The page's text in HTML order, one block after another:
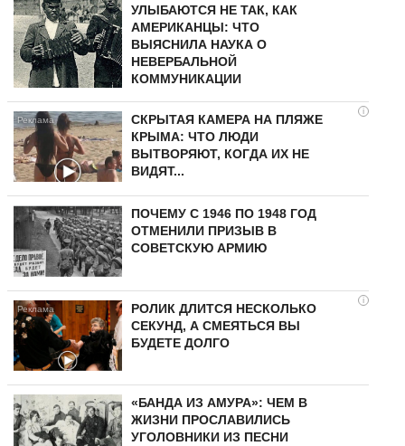
УЛЫБАЮТСЯ НЕ ТАК, КАК
АМЕРИКАНЦЫ: ЧТО
ВЫЯСНИЛА НАУКА О
НЕВЕРБАЛЬНОЙ
КОММУНИКАЦИИ
i
СКРЫТАЯ КАМЕРА НА ПЛЯЖЕ
КРЫМА: ЧТО ЛЮДИ
ВЫТВОРЯЮТ, КОГДА ИХ НЕ
ВИДЯТ...
ПОЧЕМУ С 1946 ПО 1948 ГОД
ОТМЕНИЛИ ПРИЗЫВ В
СОВЕТСКУЮ АРМИЮ
i
РОЛИК ДЛИТСЯ НЕСКОЛЬКО
СЕКУНД, А СМЕЯТЬСЯ ВЫ
БУДЕТЕ ДОЛГО
«БАНДА ИЗ АМУРА»: ЧЕМ В
ЖИЗНИ ПРОСЛАВИЛИСЬ
УГОЛОВНИКИ ИЗ ПЕСНИ